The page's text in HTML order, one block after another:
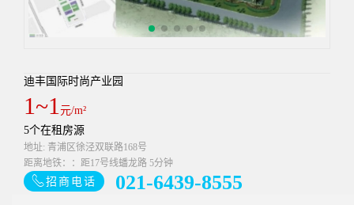
迪丰国际时尚产业园
1~1 元/m²
5个在租房源
地址: 青浦区徐泾双联路168号
距离地铁：：距17号线蟠龙路 5分钟
招商电话 021-6439-8555